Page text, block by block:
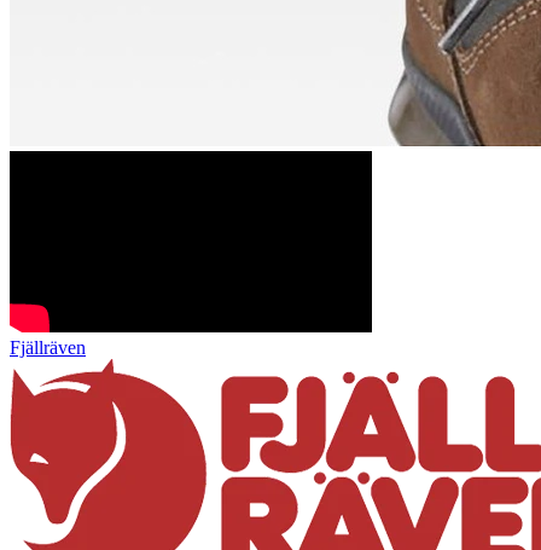
Fjällräven